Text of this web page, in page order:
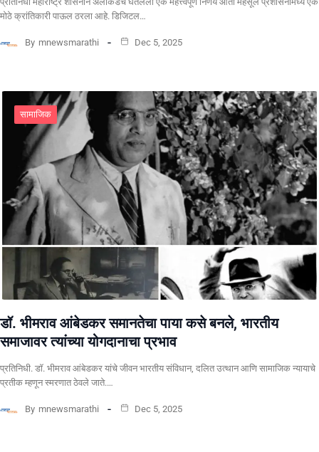
मोठे क्रांतिकारी पाऊल ठरला आहे. डिजिटल…
By mnewsmarathi Dec 5, 2025
सामाजिक
डॉ. भीमराव आंबेडकर समानतेचा पाया कसे बनले, भारतीय
समाजावर त्यांच्या योगदानाचा प्रभाव
प्रतिनिधी. ​डॉ. भीमराव आंबेडकर यांचे जीवन भारतीय संविधान, दलित उत्थान आणि सामाजिक न्यायाचे
प्रतीक म्हणून स्मरणात ठेवले जाते.…
By mnewsmarathi Dec 5, 2025